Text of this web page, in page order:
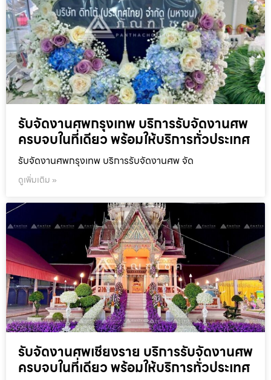
รับจัดงานศพกรุงเทพ บริการรับจัดงานศพ
ครบจบในที่เดียว พร้อมให้บริการทั่วประเทศ
รับจัดงานศพกรุงเทพ บริการรับจัดงานศพ จัด
ดูเพิ่มเติม »
รับจัดงานศพเชียงราย บริการรับจัดงานศพ
ครบจบในที่เดียว พร้อมให้บริการทั่วประเทศ